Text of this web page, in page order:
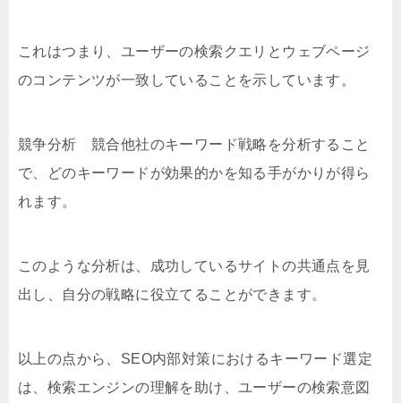
これはつまり、ユーザーの検索クエリとウェブページ
のコンテンツが一致していることを示しています。
競争分析 競合他社のキーワード戦略を分析すること
で、どのキーワードが効果的かを知る手がかりが得ら
れます。
このような分析は、成功しているサイトの共通点を見
出し、自分の戦略に役立てることができます。
以上の点から、SEO内部対策におけるキーワード選定
は、検索エンジンの理解を助け、ユーザーの検索意図